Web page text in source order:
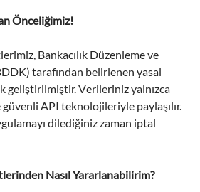
Önceliğimiz!
Bankacılık Düzenleme ve
tarafından belirlenen yasal
geliştirilmiştir. Verileriniz yalnızca
güvenli API teknolojileriyle paylaşılır.
dilediğiniz zaman iptal
Nasıl Yararlanabilirim?